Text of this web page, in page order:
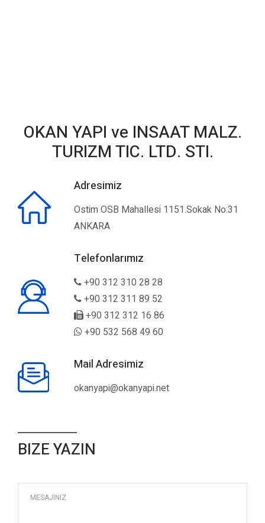
OKAN YAPI ve INSAAT MALZ.
TURIZM TIC. LTD. STI.
Adresimiz
Ostim OSB Mahallesi 1151.Sokak No:31
ANKARA
Telefonlarımız
+90 312 310 28 28
+90 312 311 89 52
+90 312 312 16 86
+90 532 568 49 60
Mail Adresimiz
okanyapi@okanyapi.net
BIZE YAZIN